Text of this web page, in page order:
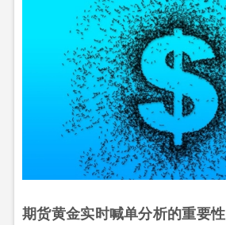
期货黄金实时喊单分析的重要性